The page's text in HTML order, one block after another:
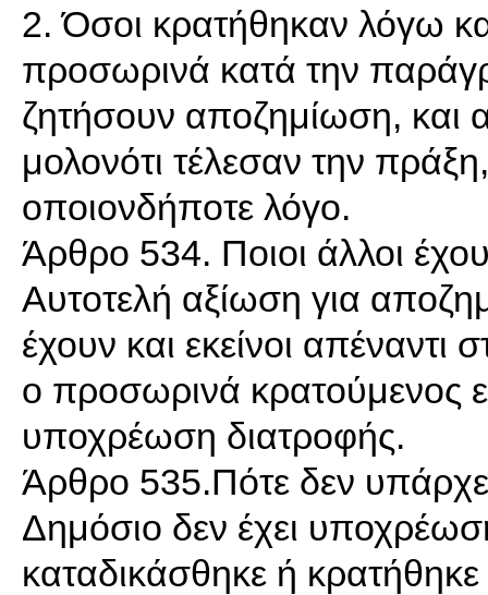
2. Όσοι κρατήθηκαν λόγω
προσωρινά κατά την
ζητήσουν αποζημίωση, και
μολονότι τέλεσαν την
οποιονδήποτε λόγο.
Άρθρο 534. Ποιοι άλλοι
Αυτοτελή αξίωση για
έχουν και εκείνοι
ο προσωρινά κρατούμενος
υποχρέωση διατροφής.
Άρθρο 535.Πότε δεν
Δημόσιο δεν έχει
καταδικάσθηκε ή